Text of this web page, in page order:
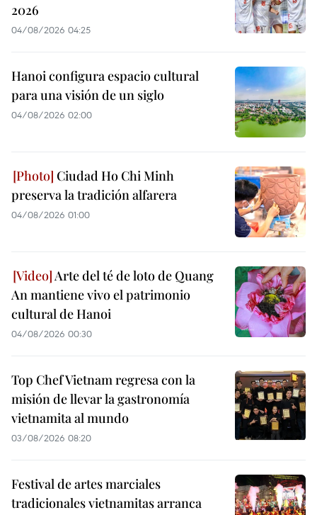
2026
04/08/2026 04:25
Hanoi configura espacio cultural
para una visión de un siglo
04/08/2026 02:00
Ciudad Ho Chi Minh
preserva la tradición alfarera
04/08/2026 01:00
Arte del té de loto de Quang
An mantiene vivo el patrimonio
cultural de Hanoi
04/08/2026 00:30
Top Chef Vietnam regresa con la
misión de llevar la gastronomía
vietnamita al mundo
03/08/2026 08:20
Festival de artes marciales
tradicionales vietnamitas arranca